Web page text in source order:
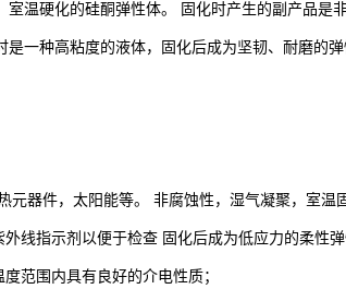
温硬化的硅酮弹性体。 固化时产生的副产品是
一种高粘度的液体，固化后成为坚韧、耐磨的
元器件，太阳能等。 非腐蚀性，湿气凝聚，室温
线指示剂以便于检查 固化后成为低应力的柔性
范围内具有良好的介电性质；